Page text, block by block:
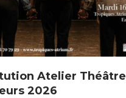
Atelier Théâtre
2026